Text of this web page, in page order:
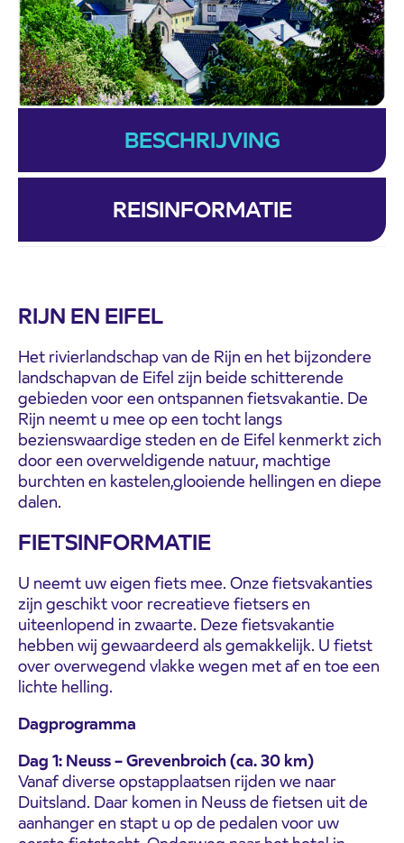
BESCHRIJVING
REISINFORMATIE
RIJN EN EIFEL
Het rivierlandschap van de Rijn en het bijzondere
landschapvan de Eifel zijn beide schitterende
gebieden voor een ontspannen fietsvakantie. De
Rijn neemt u mee op een tocht langs
bezienswaardige steden en de Eifel kenmerkt zich
door een overweldigende natuur, machtige
burchten en kastelen,glooiende hellingen en diepe
dalen.
FIETSINFORMATIE
U neemt uw eigen fiets mee. Onze fietsvakanties
zijn geschikt voor recreatieve fietsers en
uiteenlopend in zwaarte. Deze fietsvakantie
hebben wij gewaardeerd als gemakkelijk. U fietst
over overwegend vlakke wegen met af en toe een
lichte helling.
Dagprogramma
Dag 1: Neuss – Grevenbroich (ca. 30 km)
Vanaf diverse opstapplaatsen rijden we naar
Duitsland. Daar komen in Neuss de fietsen uit de
aanhanger en stapt u op de pedalen voor uw